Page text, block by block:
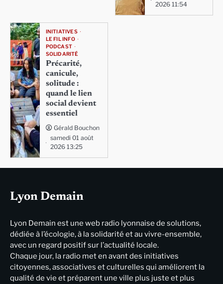
2026 11:54
INITIATIVES
LE FIL INFO
PODCAST
SOLIDARITÉ
Précarité,
canicule,
solitude :
quand le lien
social devient
essentiel
Gérald Bouchon
samedi 01 août
2026 13:25
Lyon Demain
Lyon Demain est une web radio lyonnaise de solutions,
dédiée à l’écologie, à la solidarité et au vivre-ensemble,
avec un regard positif sur l’actualité locale.
Chaque jour, la radio met en avant des initiatives
citoyennes, associatives et culturelles qui améliorent la
qualité de vie et préparent une ville plus juste et plus